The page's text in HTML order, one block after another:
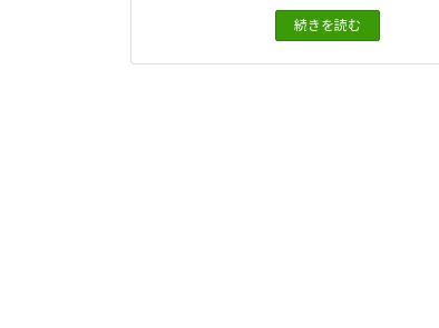
続きを読む